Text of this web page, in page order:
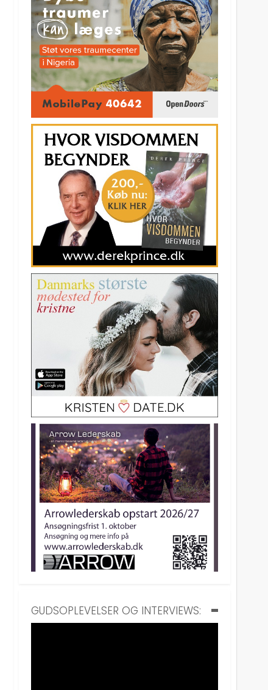
GUDSOPLEVELSER OG INTERVIEWS: